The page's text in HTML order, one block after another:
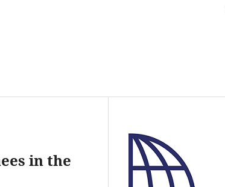
in the